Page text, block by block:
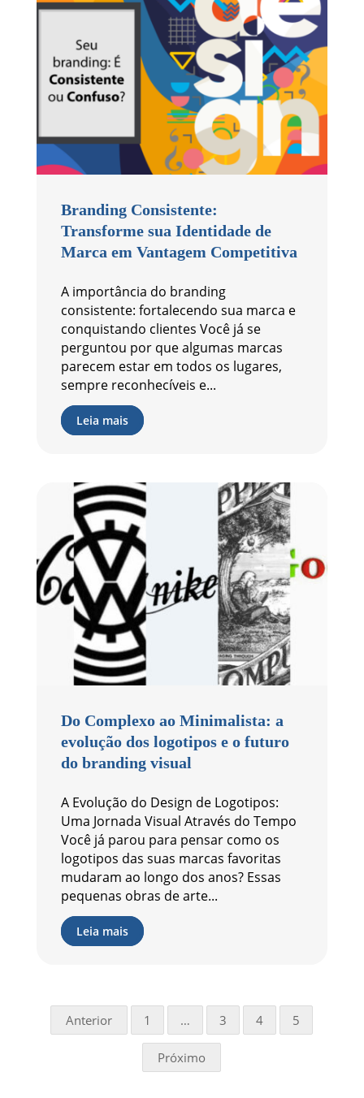
Branding Consistente:
Transforme sua Identidade de
Marca em Vantagem Competitiva
A importância do branding
consistente: fortalecendo sua marca e
conquistando clientes Você já se
perguntou por que algumas marcas
parecem estar em todos os lugares,
sempre reconhecíveis e...
Leia mais
Do Complexo ao Minimalista: a
evolução dos logotipos e o futuro
do branding visual
A Evolução do Design de Logotipos:
Uma Jornada Visual Através do Tempo
Você já parou para pensar como os
logotipos das suas marcas favoritas
mudaram ao longo dos anos? Essas
pequenas obras de arte...
Leia mais
Anterior 1 … 3 4 5
Próximo